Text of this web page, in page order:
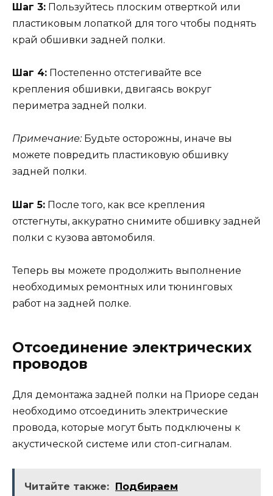
Шаг 3: Пользуйтесь плоским отверткой или
пластиковым лопаткой для того чтобы поднять
край обшивки задней полки.
Шаг 4: Постепенно отстегивайте все
крепления обшивки, двигаясь вокруг
периметра задней полки.
Примечание:Будьте осторожны, иначе вы
можете повредить пластиковую обшивку
задней полки.
Шаг 5: После того, как все крепления
отстегнуты, аккуратно снимите обшивку задней
полки с кузова автомобиля.
Теперь вы можете продолжить выполнение
необходимых ремонтных или тюнинговых
работ на задней полке.
Отсоединение электрических
проводов
Для демонтажа задней полки на Приоре седан
необходимо отсоединить электрические
провода, которые могут быть подключены к
акустической системе или стоп-сигналам.
Читайте также: Подбираем